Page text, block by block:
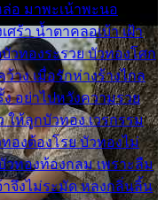
อ มาพะเน้าพะนอ
ศร้า น้ำตาคลอเบ้า เฝ้า
วทองระรวย บัวทองโศก
ว้าง เมื่อรักห่างร้างไกล
อย่าไปหวังความรวย
ให้ลูกบัวทอง เวรกรรม
องต้องโรย บัวทองไม่
ทองท้องกลม เพราะลืม
จึงไม่ระมัด หลงกลิ่นลิ้น